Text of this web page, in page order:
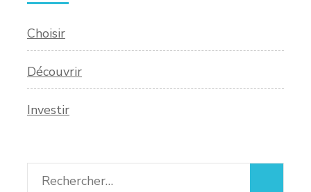
Choisir
Découvrir
Investir
Rechercher :